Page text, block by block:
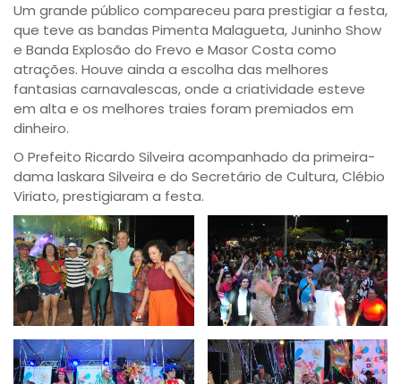
Um grande público compareceu para prestigiar a festa,
que teve as bandas Pimenta Malagueta, Juninho Show
e Banda Explosão do Frevo e Masor Costa como
atrações. Houve ainda a escolha das melhores
fantasias carnavalescas, onde a criatividade esteve
em alta e os melhores traies foram premiados em
dinheiro.
O Prefeito Ricardo Silveira acompanhado da primeira-
dama laskara Silveira e do Secretário de Cultura, Clébio
Viriato, prestigiaram a festa.